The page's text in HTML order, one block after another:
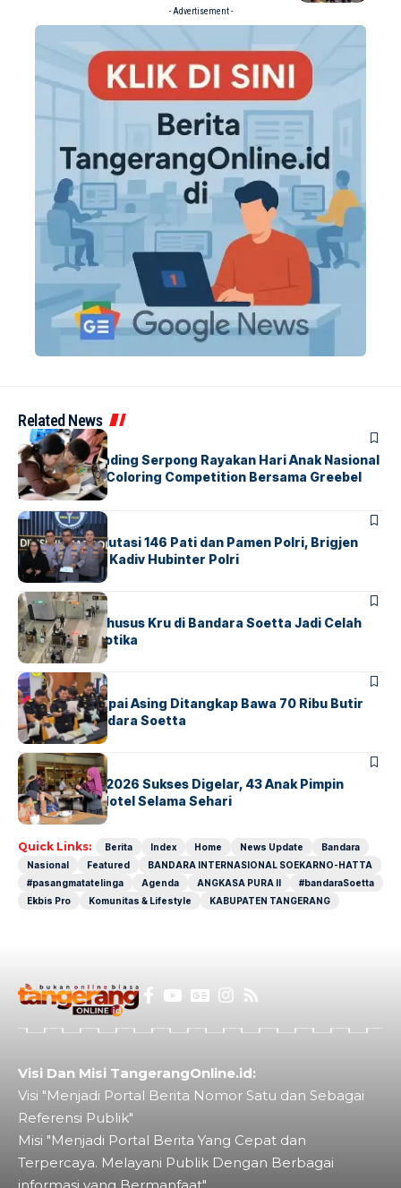
- Advertisement -
Related News
BERITAINDEX
Atria Hotel Gading Serpong Rayakan Hari Anak Nasional
Lewat Family Coloring Competition Bersama Greebel
Indonesia
BERITA
Mabes Polri Mutasi 146 Pati dan Pamen Polri, Brigjen
Untung Jabat Kadiv Hubinter Polri
BANDARABERITA
Ketika Jalur Khusus Kru di Bandara Soetta Jadi Celah
Sindikat Narkotika
BANDARA BERITA
Kopilot Maskapai Asing Ditangkap Bawa 70 Ribu Butir
Ekstasi di Bandara Soetta
BERITAINDEX
GM For A Day 2026 Sukses Digelar, 43 Anak Pimpin
Operasional Hotel Selama Sehari
Quick Links: Berita Index Home News Update
Bandara
Nasional
Featured
BANDARA INTERNASIONAL SOEKARNO-HATTA
#pasangmatatelinga
Agenda ANGKASA PURA II
#bandaraSoetta
Ekbis Pro
Komunitas & Lifestyle KABUPATEN TANGERANG
Visi Dan Misi TangerangOnline.id:
Visi "Menjadi Portal Berita Nomor Satu dan Sebagai
Referensi Publik"
Misi "Menjadi Portal Berita Yang Cepat dan
Terpercaya. Melayani Publik Dengan Berbagai